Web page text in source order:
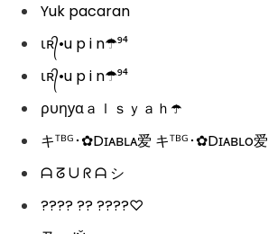
Yuk pacaran
ιʀ᭄•u p i n☂⁹⁴
ιʀ᭄•u p i n☂⁹⁴
ρυηуαａｌｓｙａｈ☂️
キᵀᴮᴳ･✿Dɪᴀʙʟᴀ爱 キᵀᴮᴳ･✿Dɪᴀʙʟo爱
ᗩ ᘔ ᑌ ᖇ ᗩ シ
???? ?? ????♡